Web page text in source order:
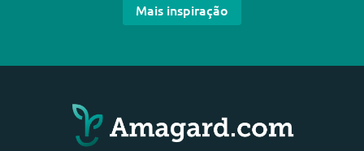
Mais inspiração